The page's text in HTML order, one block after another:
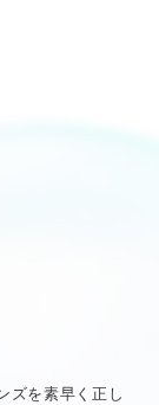
ズを素早く正し